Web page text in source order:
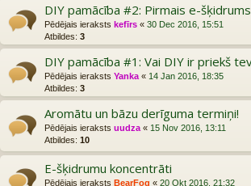
DIY pamācība #2: Pirmais e-šķidrums
Pēdējais ieraksts kefīrs « 30 Dec 2016, 15:51
Atbildes: 3
DIY pamācība #1: Vai DIY ir priekš
Pēdējais ieraksts Yanka « 14 Jan 2016, 18:35
Atbildes: 3
Aromātu un bāzu derīguma termiņi!
Pēdējais ieraksts uudza « 15 Nov 2016, 13:11
Atbildes: 10
E-šķidrumu koncentrāti
Pēdējais ieraksts BearFog « 20 Okt 2016, 21:32